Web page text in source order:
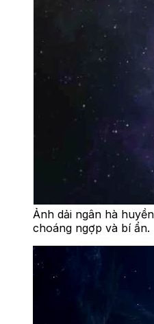
Ảnh dải ngân hà
choáng ngợp và bí ẩn.